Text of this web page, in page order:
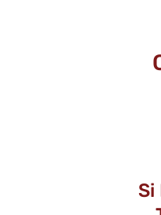
Si